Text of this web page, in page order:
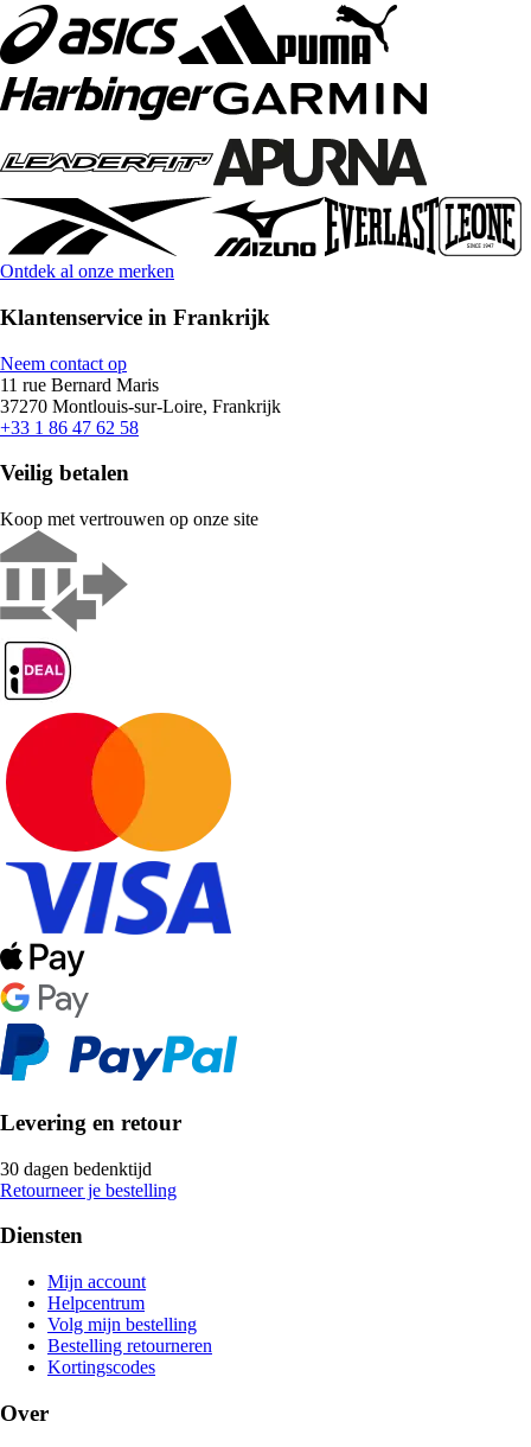
Ontdek al onze merken
Klantenservice in Frankrijk
Neem contact op
11 rue Bernard Maris
37270 Montlouis-sur-Loire, Frankrijk
+33 1 86 47 62 58
Veilig betalen
Koop met vertrouwen op onze site
Levering en retour
30 dagen bedenktijd
Retourneer je bestelling
Diensten
Mijn account
Helpcentrum
Volg mijn bestelling
Bestelling retourneren
Kortingscodes
Over